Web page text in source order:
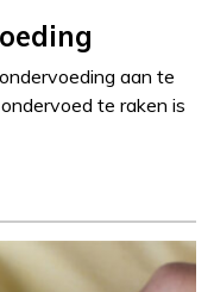
aan te
te raken is